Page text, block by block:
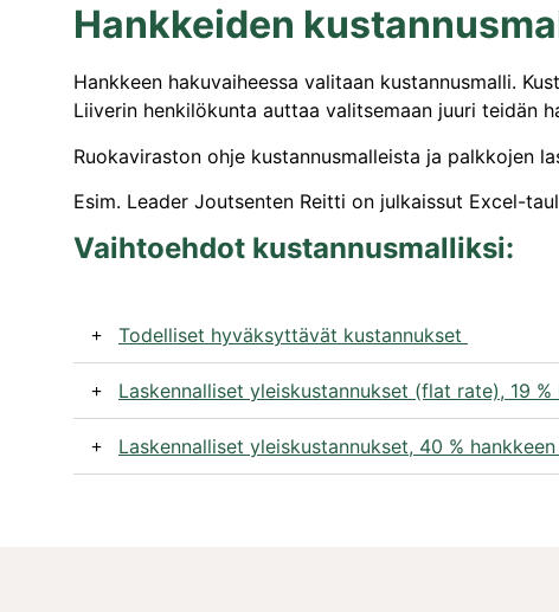
Hankkeiden
Hankkeen hakuvaiheessa valitaan kustannusmalli.
Liiverin henkilökunta auttaa valitsemaan juuri teidän
Ruokaviraston ohje kustannusmalleista ja palkkojen
Esim. Leader Joutsenten Reitti on julkaissut Excel-
Vaihtoehdot kustannusmalliksi:
Todelliset hyväksyttävät kustannukset
Laskennalliset yleiskustannukset (flat rate), 19
Laskennalliset yleiskustannukset, 40 %